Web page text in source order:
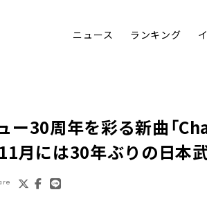
ニュース ランキング
ー30周年を彩る新曲「
月には30年ぶりの日本